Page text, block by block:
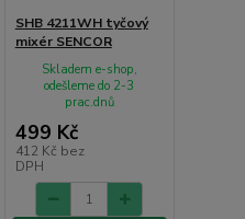
SHB 4211WH tyčový
mixér SENCOR
499 Kč
412 Kč bez
DPH
Skladem e-shop,
odešleme do 2-3
prac.dnů